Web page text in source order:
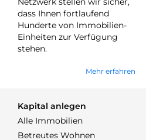
dass Ihnen fortlaufend
Hunderte von Immobilien-
Einheiten zur Verfügung
stehen.
Mehr erfahren
Kapital anlegen
Alle Immobilien
Betreutes Wohnen